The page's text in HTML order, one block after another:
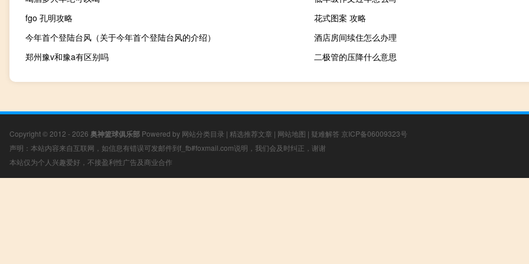
fgo 孔明攻略
花式图案 攻略
今年首个登陆台风（关于今年首个登陆台风的介绍）
酒店房间续住怎么办理
郑州豫v和豫a有区别吗
二极管的压降什么意思
Copyright © 2012 - 2026 奥神篮球俱乐部 Powered by 网站分类目录 | 精选推荐文章 | 网站地图 | 疑难解答 京ICP备06009323号
声明：本站内容来自互联网，如信息有错误可发邮件到f_fb#foxmail.com说明，我们会及时纠正，谢谢
本站仅为个人兴趣爱好，不接盈利性广告及商业合作